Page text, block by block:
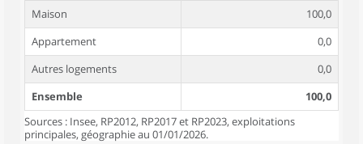
Maison
100,0
Appartement
0,0
Autres logements
0,0
Ensemble
100,0
Sources : Insee, RP2012, RP2017 et RP2023, exploitations
principales, géographie au 01/01/2026.